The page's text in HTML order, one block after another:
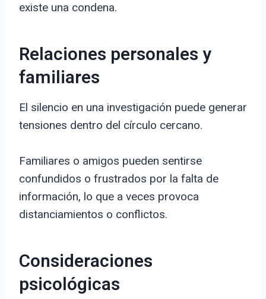
existe una condena.
Relaciones personales y
familiares
El silencio en una investigación puede generar
tensiones dentro del círculo cercano.
Familiares o amigos pueden sentirse
confundidos o frustrados por la falta de
información, lo que a veces provoca
distanciamientos o conflictos.
Consideraciones
psicológicas